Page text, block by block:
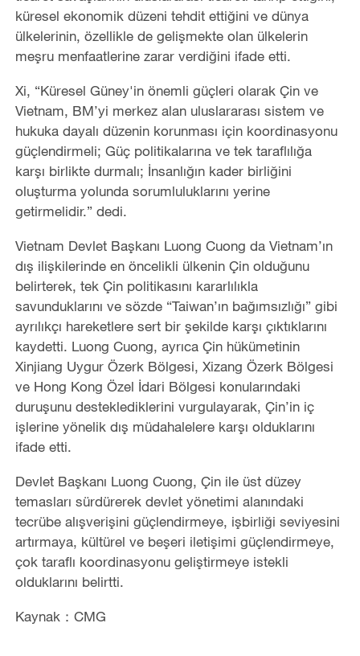
küresel ekonomik düzeni tehdit ettiğini ve dünya
ülkelerinin, özellikle de gelişmekte olan ülkelerin
meşru menfaatlerine zarar verdiğini ifade etti.
Xi, “Küresel Güney'in önemli güçleri olarak Çin ve
Vietnam, BM’yi merkez alan uluslararası sistem ve
hukuka dayalı düzenin korunması için koordinasyonu
güçlendirmeli; Güç politikalarına ve tek taraflılığa
karşı birlikte durmalı; İnsanlığın kader birliğini
oluşturma yolunda sorumluluklarını yerine
getirmelidir.” dedi.
Vietnam Devlet Başkanı Luong Cuong da Vietnam’ın
dış ilişkilerinde en öncelikli ülkenin Çin olduğunu
belirterek, tek Çin politikasını kararlılıkla
savunduklarını ve sözde “Taiwan’ın bağımsızlığı” gibi
ayrılıkçı hareketlere sert bir şekilde karşı çıktıklarını
kaydetti. Luong Cuong, ayrıca Çin hükümetinin
Xinjiang Uygur Özerk Bölgesi, Xizang Özerk Bölgesi
ve Hong Kong Özel İdari Bölgesi konularındaki
duruşunu desteklediklerini vurgulayarak, Çin’in iç
işlerine yönelik dış müdahalelere karşı olduklarını
ifade etti.
Devlet Başkanı Luong Cuong, Çin ile üst düzey
temasları sürdürerek devlet yönetimi alanındaki
tecrübe alışverişini güçlendirmeye, işbirliği seviyesini
artırmaya, kültürel ve beşeri iletişimi güçlendirmeye,
çok taraflı koordinasyonu geliştirmeye istekli
olduklarını belirtti.
Kaynak：CMG